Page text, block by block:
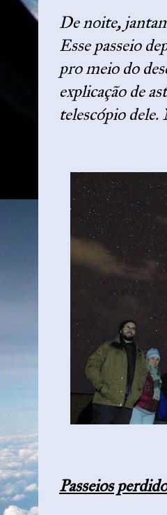
De noite,
Esse passeio
pro meio do
explicação de
telescópio
Passeios